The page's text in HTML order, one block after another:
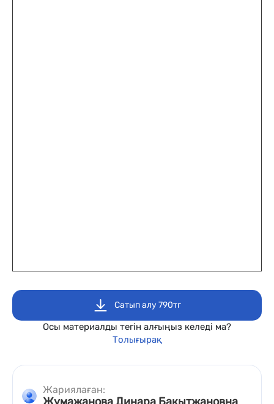
Сатып алу 790тг
Осы материалды тегін алғыңыз келеді ма?
Толығырақ
Жариялаған: